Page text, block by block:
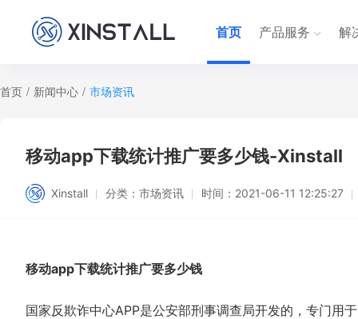
首页 产品服务 解
首页 / 新闻中心 / 市场资讯
移动app下载统计推广要多少钱-Xinstall
Xinstall 分类： 市场资讯 时间： 2021-06-11 12:25:27
移动app下载统计推广要多少钱
国家反欺诈中心APP是公安部刑事调查局开发的，专门用